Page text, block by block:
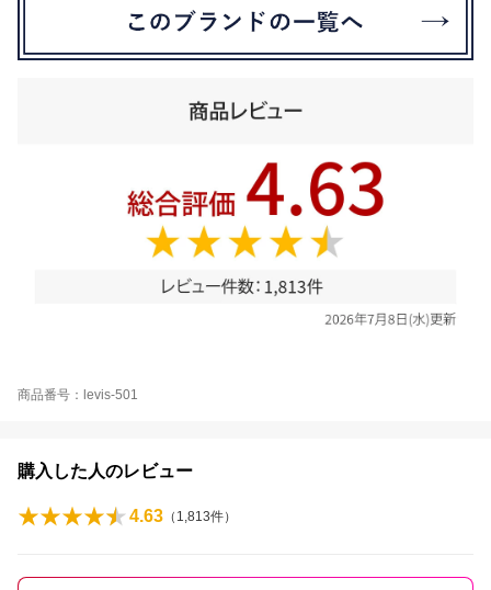
商品番号：levis-501
購入した人のレビュー
4.63 （ 1,813件）